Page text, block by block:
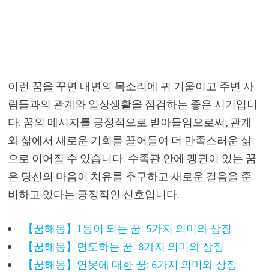
이런 꿈을 꾸면 내면의 목소리에 귀 기울이고 주변 사
람들과의 관계와 일상생활을 점검하는 좋은 시기입니
다. 꿈의 메시지를 긍정적으로 받아들임으로써, 관계
와 삶에서 새로운 기회를 끌어들여 더 만족스러운 삶
으로 이어질 수 있습니다. 수족관 안에 펭귄이 있는 꿈
은 당신의 마음이 치유를 추구하고 새로운 걸음을 준
비하고 있다는 긍정적인 신호입니다.
【꿈해몽】1등이 되는 꿈: 5가지 의미와 상징
【꿈해몽】면도하는 꿈: 8가지 의미와 상징
【꿈해몽】연못에 대한 꿈: 6가지 의미와 상징